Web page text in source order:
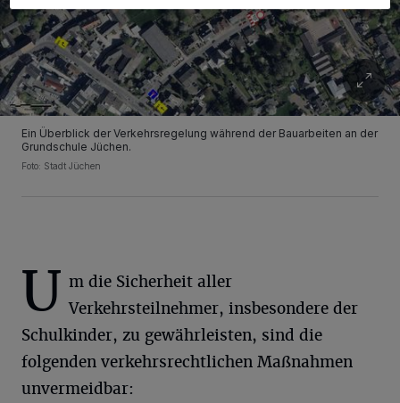
Ein Überblick der Verkehrsregelung während der Bauarbeiten an der
Grundschule Jüchen.
Foto: Stadt Jüchen
U m die Sicherheit aller
Verkehrsteilnehmer, insbesondere der
Schulkinder, zu gewährleisten, sind die
folgenden verkehrsrechtlichen Maßnahmen
unvermeidbar: